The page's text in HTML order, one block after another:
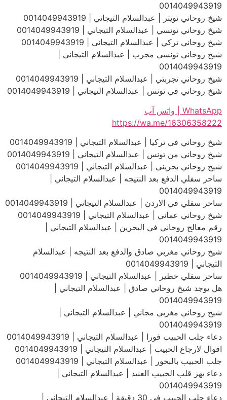
0014049943919
شيخ روحاني تويتر | عبدالسلام التيجاني | 0014049943919
شيخ روحاني تونسي | عبدالسلام التيجاني | 0014049943919
شيخ روحاني تركي | عبدالسلام التيجاني | 0014049943919
شيخ روحاني تونسي مجرب | عبدالسلام التيجاني |
0014049943919
شيخ روحاني تجربتي | عبدالسلام التيجاني | 0014049943919
شيخ روحاني في تونس | عبدالسلام التيجاني | 0014049943919
WhatsApp | واتس آب
https://wa.me/16306358222
شيخ روحاني في تركيا | عبدالسلام التيجاني | 0014049943919
شيخ روحاني من تونس | عبدالسلام التيجاني | 0014049943919
شيخ روحاني بحريني | عبدالسلام التيجاني | 0014049943919
ساحر سفلي الدفع بعد النتيجه | عبدالسلام التيجاني |
0014049943919
ساحر سفلي في الاردن | عبدالسلام التيجاني | 0014049943919
شيخ روحاني عماني | عبدالسلام التيجاني | 0014049943919
رقم معالج روحاني في البحرين | عبدالسلام التيجاني |
0014049943919
شيخ روحاني مغربي صادق والدفع بعد النتيجه | عبدالسلام
التيجاني | 0014049943919
ساحر سفلي خطير | عبدالسلام التيجاني | 0014049943919
هل يوجد شيخ روحاني صادق | عبدالسلام التيجاني |
0014049943919
شيخ روحاني مغربي مجاني | عبدالسلام التيجاني |
0014049943919
دعاء جلب الحبيب فورا | عبدالسلام التيجاني | 0014049943919
اقوال لارجاع الحبيب | عبدالسلام التيجاني | 0014049943919
جلب الحبيب بالبخور | عبدالسلام التيجاني | 0014049943919
دعاء يهز قلب الحبيب العنيد | عبدالسلام التيجاني |
0014049943919
دعاء جلب الحبيب في 30 دقيقة | عبدالسلام التيجاني |